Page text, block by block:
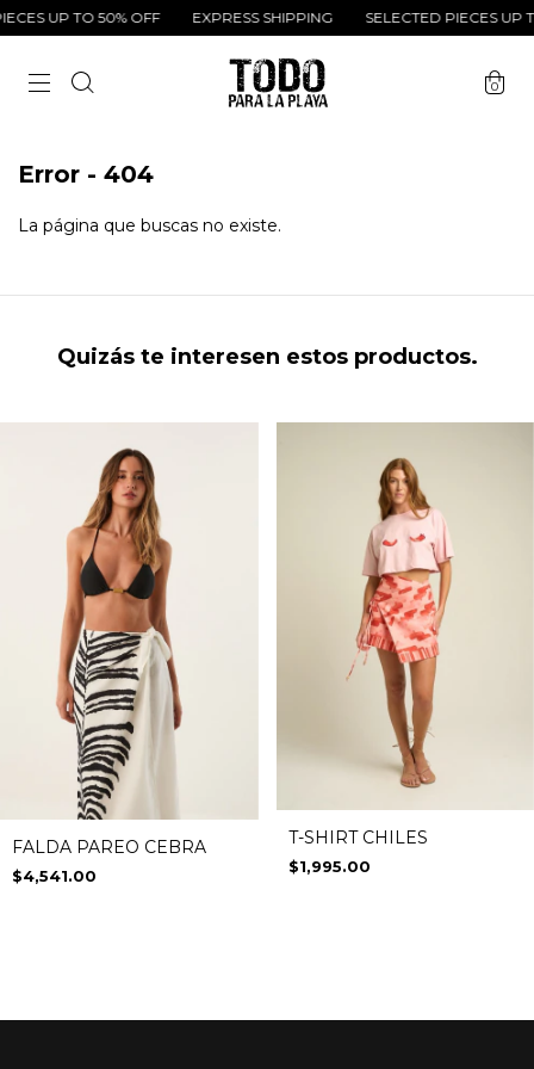
UP TO 50% OFF EXPRESS SHIPPING SELECTED PIECES UP
0
Error - 404
La página que buscas no existe.
Quizás te interesen estos productos.
FALDA PAREO CEBRA
$4,541.00
T-SHIRT CHILES
$1,995.00